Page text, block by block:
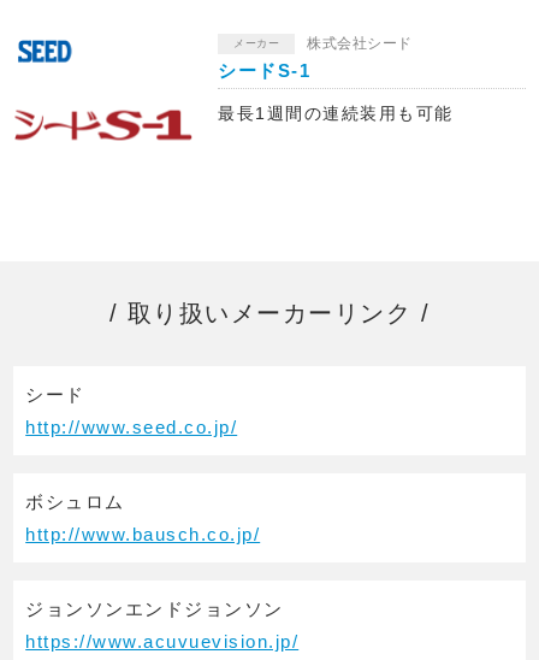
メーカー 株式会社シード
シードS-1
最長1週間の連続装用も可能
取り扱いメーカーリンク
シード
http://www.seed.co.jp/
ボシュロム
http://www.bausch.co.jp/
ジョンソンエンドジョンソン
https://www.acuvuevision.jp/